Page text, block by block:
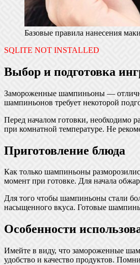
Базовые правила нанесения
SQLITE NOT INSTALLED
Выбор и подготовка
Замороженные шампиньоны —
шампиньонов требует некоторой
Перед началом готовки, необходимо
при комнатной температуре. Не
Приготовление блюда
Как только шампиньоны
момент при готовке. Для начала
Для того чтобы шампиньоны стали
насыщенного вкуса. Готовые
Особенности
Имейте в виду, что замороженные
удобство и качество продуктов.